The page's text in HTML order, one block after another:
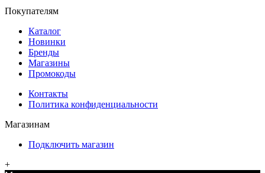
Покупателям
Каталог
Новинки
Бренды
Магазины
Промокоды
Контакты
Политика конфиденциальности
Магазинам
Подключить магазин
+